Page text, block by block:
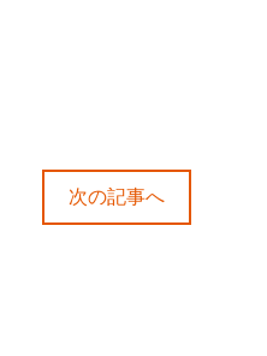
次の記事へ